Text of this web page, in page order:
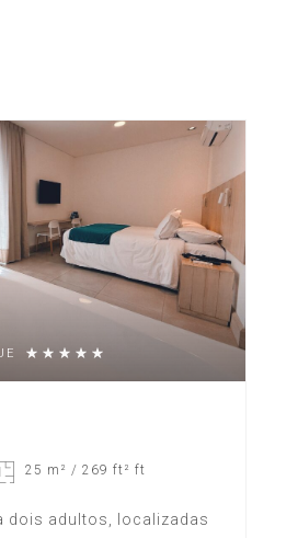
25 m² / 269 ft² ft
dois adultos, localizadas